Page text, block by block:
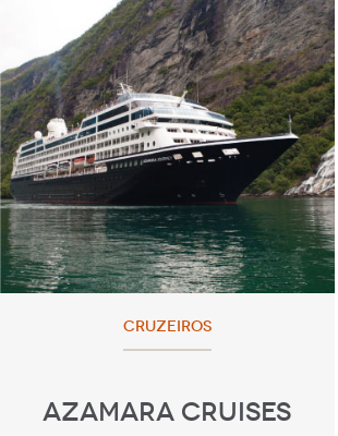
CRUZEIROS
AZAMARA CRUISES